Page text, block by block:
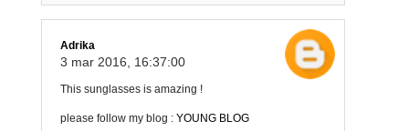
Adrika
3 mar 2016, 16:37:00
This sunglasses is amazing !
please follow my blog : YOUNG BLOG